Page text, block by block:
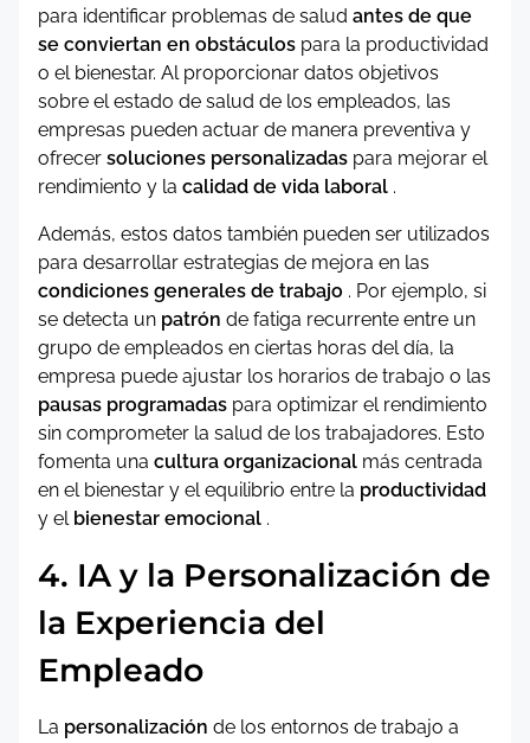
para identificar problemas de salud antes de que
se conviertan en obstáculos para la productividad
o el bienestar. Al proporcionar datos objetivos
sobre el estado de salud de los empleados, las
empresas pueden actuar de manera preventiva y
ofrecer soluciones personalizadas para mejorar el
rendimiento y la calidad de vida laboral .
Además, estos datos también pueden ser utilizados
para desarrollar estrategias de mejora en las
condiciones generales de trabajo . Por ejemplo, si
se detecta un patrón de fatiga recurrente entre un
grupo de empleados en ciertas horas del día, la
empresa puede ajustar los horarios de trabajo o las
pausas programadas para optimizar el rendimiento
sin comprometer la salud de los trabajadores. Esto
fomenta una cultura organizacional más centrada
en el bienestar y el equilibrio entre la productividad
y el bienestar emocional .
4. IA y la Personalización de
la Experiencia del
Empleado
La personalización de los entornos de trabajo a